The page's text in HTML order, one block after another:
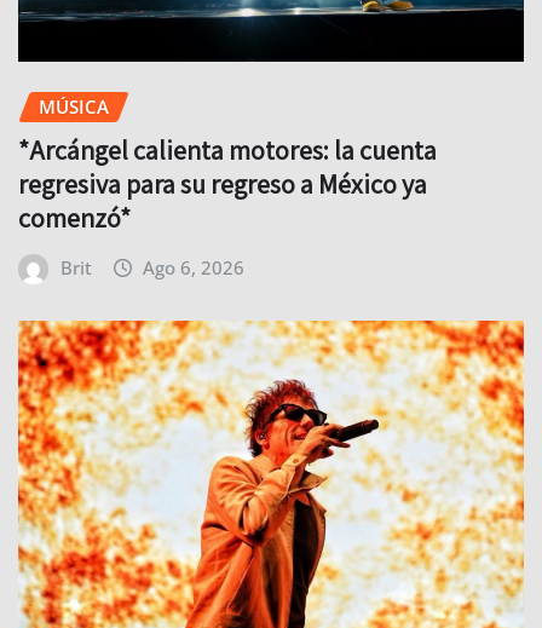
MÚSICA
*Arcángel calienta motores: la cuenta
regresiva para su regreso a México ya
comenzó*
Brit Ago 6, 2026